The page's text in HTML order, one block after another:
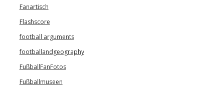
Fanartisch
Flashscore
football arguments
footballandgeography
FußballFanFotos
Fußballmuseen